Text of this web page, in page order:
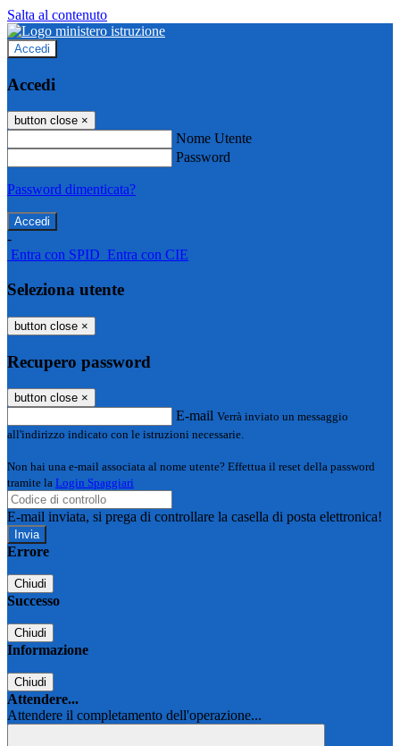
Salta al contenuto
Accedi
Accedi
button close ×
Nome Utente
Password
Password dimenticata?
-
Entra con SPID Entra con CIE
Seleziona utente
button close ×
Recupero password
button close ×
E-mail Verrà inviato un messaggio
all'indirizzo indicato con le istruzioni necessarie.
Non hai una e-mail associata al nome utente? Effettua il reset della password
tramite la Login Spaggiari
E-mail inviata, si prega di controllare la casella di posta elettronica!
Errore
Chiudi
Successo
Chiudi
Informazione
Chiudi
Attendere...
Attendere il completamento dell'operazione...